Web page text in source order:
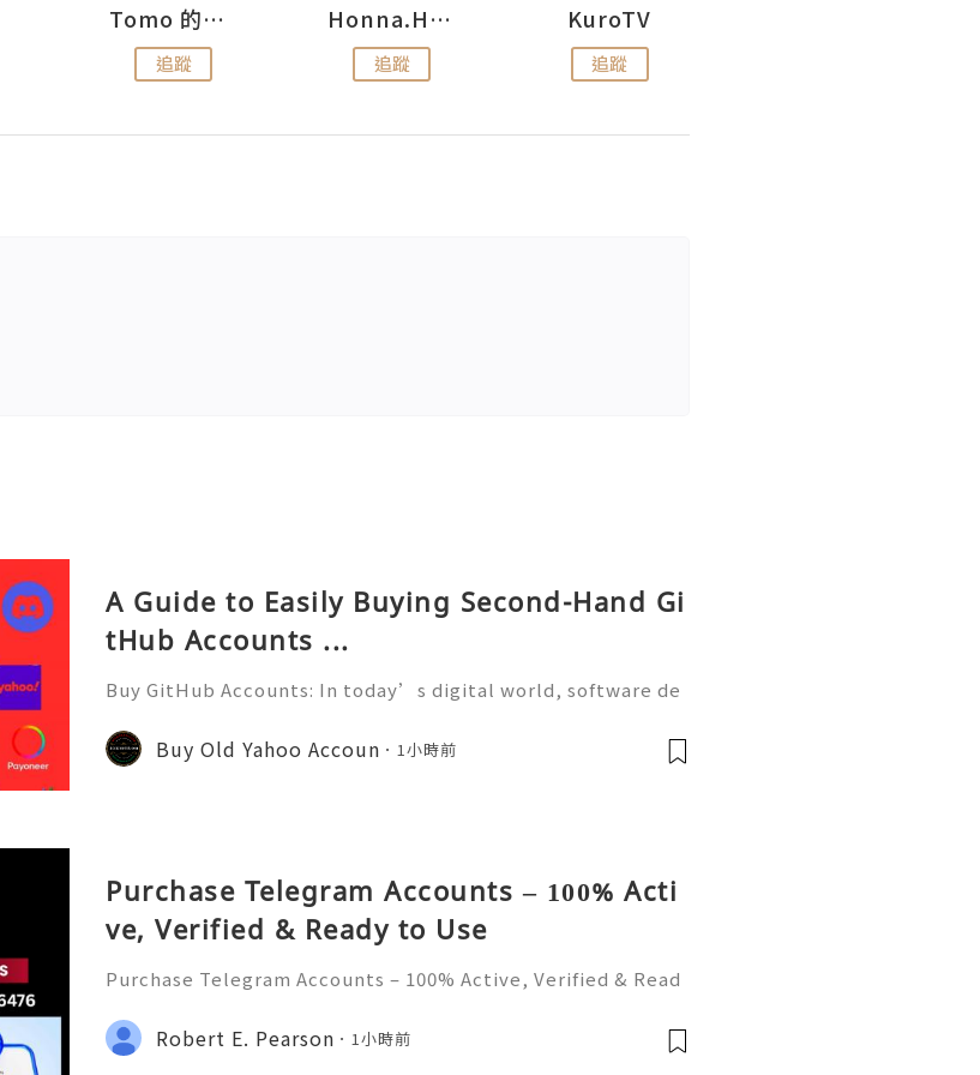
Tomo 的快樂宇宙
追蹤
Honna.H 出走
追蹤
KuroTV
追蹤
A Guide to Easily Buying Second-Hand Gi
tHub Accounts ...
Buy GitHub Accounts: In today’s digital world, software de
n ever. GitHub has become one of the most widely used plat
forms for developers, compa
Buy Old Yahoo Accoun 1小時前
Purchase Telegram Accounts – 100% Acti
ve, Verified & Ready to Use
Purchase Telegram Accounts – 100% Active, Verified & Read
m has emerged as one of the most popular messaging platfo
rms, boasting millions of us
Robert E. Pearson 1小時前